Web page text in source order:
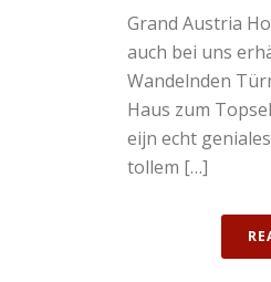
Grand Austria
auch bei uns
Wandelnden
Haus zum
eijn echt
tollem […]